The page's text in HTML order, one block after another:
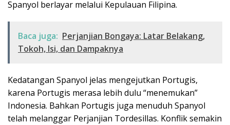
Spanyol berlayar melalui Kepulauan Filipina.
Baca juga: Perjanjian Bongaya: Latar Belakang,
Tokoh, Isi, dan Dampaknya
Kedatangan Spanyol jelas mengejutkan Portugis,
karena Portugis merasa lebih dulu “menemukan”
Indonesia. Bahkan Portugis juga menuduh Spanyol
telah melanggar Perjanjian Tordesillas. Konflik semakin